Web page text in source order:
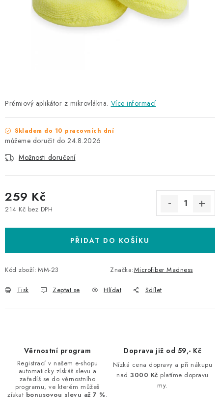
KONTAKTY
Věrnostní program
Všeobecné obchodní podmínky
Podmínky ochrany osobních údajů
Mapa serveru
Prémiový aplikátor z mikrovlákna. Více informací
Skladem do 10 pracovních dní
24.8.2026
Možnosti doručení
259 Kč
214 Kč bez DPH
PŘIDAT DO KOŠÍKU
Kód zboží: MM-23 Značka:Microfiber Madness
Tisk Zeptat se Hlídat Sdílet
Věrnostní program
Registrací v našem e-shopu
automaticky získáš slevu a
zařadíš se do věrnostního
programu, ve kterém můžeš
získat bonusovou slevu až 7 %.
Doprava již od 59,- Kč
Nízká cena dopravy a při nákupu
nad3000 Kč platíme dopravu
my.